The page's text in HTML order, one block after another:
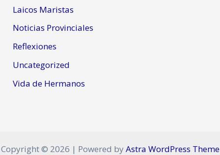
Laicos Maristas
Noticias Provinciales
Reflexiones
Uncategorized
Vida de Hermanos
Copyright © 2026 | Powered by Astra WordPress Theme